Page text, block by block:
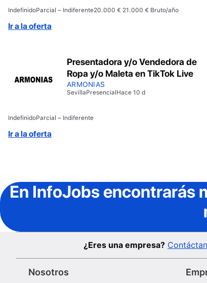
IndefinidoParcial – Indiferente20.000 € 21.000 € Bruto/año
Ir a la oferta
Presentadora y/o Vendedora de
Ropa y/o Maleta en TikTok Live
ARMONIAS
SevillaPresencialHace 10 d
IndefinidoParcial – Indiferente
Ir a la oferta
En InfoJobs encontrarás
¿Eres una empresa?
Nosotros